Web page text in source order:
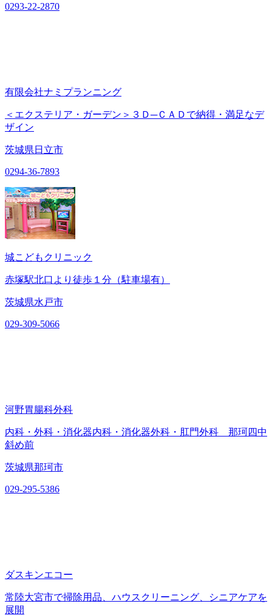
0293-22-2870
有限会社ナミプランニング
＜エクステリア・ガーデン＞３Ｄ─ＣＡＤで納得・満足なデ
ザイン
茨城県日立市
0294-36-7893
城こどもクリニック
赤塚駅北口より徒歩１分（駐車場有）
茨城県水戸市
029-309-5066
河野胃腸科外科
内科・外科・消化器内科・消化器外科・肛門外科 那珂四中
斜め前
茨城県那珂市
029-295-5386
ダスキンエコー
常陸大宮市で掃除用品、ハウスクリーニング、シニアケアを
展開